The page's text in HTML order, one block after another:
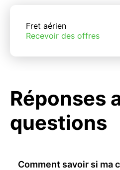
Fret aérien
Recevoir des offres
Réponses
questions
Comment savoir si ma